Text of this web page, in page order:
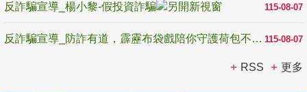
115-08-07
反詐騙宣導_楊小黎-假投資詐騙
115-08-07
反詐騙宣導_防詐有道，霹靂布袋戲陪你守護荷包不受騙
RSS 更多